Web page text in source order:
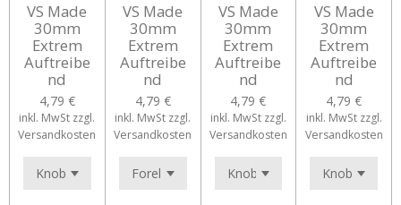
VS Made
30mm
Extrem
Auftreibe
nd
4,79 €
inkl. MwSt zzgl.
Versandkosten
VS Made
30mm
Extrem
Auftreibe
nd
4,79 €
inkl. MwSt zzgl.
Versandkosten
VS Made
30mm
Extrem
Auftreibe
nd
4,79 €
inkl. MwSt zzgl.
Versandkosten
VS Made
30mm
Extrem
Auftreibe
nd
4,79 €
inkl. MwSt zzgl.
Versandkosten